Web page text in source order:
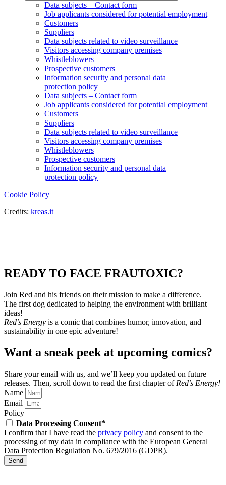
Data subjects – Contact form
Job applicants considered for potential employment
Customers
Suppliers
Data subjects related to video surveillance
Visitors accessing company premises
Whistleblowers
Prospective customers
Information security and personal data
protection policy
Data subjects – Contact form
Job applicants considered for potential employment
Customers
Suppliers
Data subjects related to video surveillance
Visitors accessing company premises
Whistleblowers
Prospective customers
Information security and personal data
protection policy
Cookie Policy
Credits: kreas.it
READY TO FACE FRAUTOXIC?
Join Red and his friends on their mission to make a difference.
The first dog dedicated to helping the environment with brilliant
ideas!
Red’s Energy is a comic that combines humor, innovation, and
sustainability in one epic adventure!
Want a sneak peek at upcoming comics?
Share your email with us, and we’ll keep you updated on future
releases. Then, scroll down to read the first chapter of Red’s Energy!
Name
Email
Policy
Data Processing Consent*
I confirm that I have read the privacy policy and consent to the
processing of my data in compliance with the European General
Data Protection Regulation No. 679/2016 (GDPR).
Send